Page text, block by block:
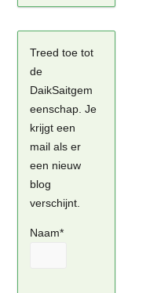
Treed toe tot
de
DaikSaitgem
eenschap. Je
krijgt een
mail als er
een nieuw
blog
verschijnt.
Naam*